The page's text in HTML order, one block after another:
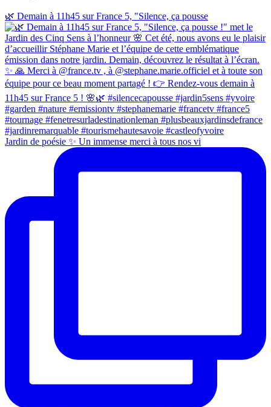
🌿 Demain à 11h45 sur France 5, "Silence, ça pousse
Jardin de poésie ✨ Un immense merci à tous nos vi